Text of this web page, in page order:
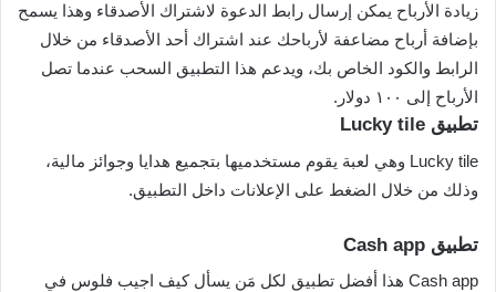
زيادة الأرباح يمكن إرسال رابط الدعوة لاشتراك الأصدقاء وهذا يسمح
بإضافة أرباح مضاعفة لأرباحك عند اشتراك أحد الأصدقاء من خلال
الرابط والكود الخاص بك، ويدعم هذا التطبيق السحب عندما تصل
الأرباح إلى ١٠٠ دولار.
تطبيق Lucky tile
Lucky tile وهي لعبة يقوم مستخدميها بتجميع هدايا وجوائز مالية،
وذلك من خلال الضغط على الإعلانات داخل التطبيق.
تطبيق Cash app
Cash app هذا أفضل تطبيق لكل مَن يسأل كيف اجيب فلوس في